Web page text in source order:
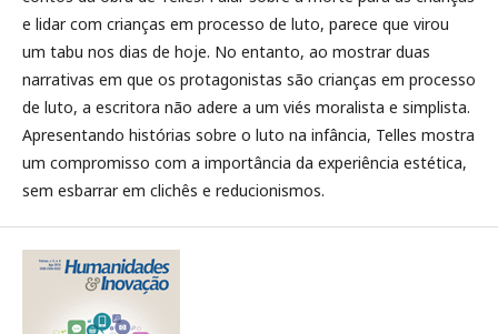
e lidar com crianças em processo de luto, parece que virou
um tabu nos dias de hoje. No entanto, ao mostrar duas
narrativas em que os protagonistas são crianças em processo
de luto, a escritora não adere a um viés moralista e simplista.
Apresentando histórias sobre o luto na infância, Telles mostra
um compromisso com a importância da experiência estética,
sem esbarrar em clichês e reducionismos.